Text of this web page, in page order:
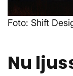
Foto: Shift
Nu